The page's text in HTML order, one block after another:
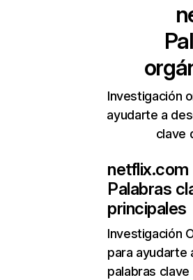
Investigación
ayudarte a
clave
netflix.com
Palabras
principales
Investigación
para ayudarte
palabras